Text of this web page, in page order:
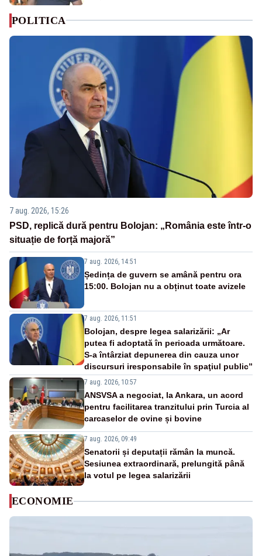
POLITICA
7 aug. 2026, 15:26
PSD, replică dură pentru Bolojan: „România este într-o
situație de forță majoră”
7 aug. 2026, 14:51
Ședința de guvern se amână pentru ora
15:00. Bolojan nu a obținut toate avizele
7 aug. 2026, 11:51
Bolojan, despre legea salarizării: „Ar
putea fi adoptată în perioada următoare.
S-a întârziat depunerea din cauza unor
discursuri iresponsabile în spaţiul public”
7 aug. 2026, 10:57
ANSVSA a negociat, la Ankara, un acord
pentru facilitarea tranzitului prin Turcia al
carcaselor de ovine și bovine
7 aug. 2026, 09:49
Senatorii și deputații rămân la muncă.
Sesiunea extraordinară, prelungită până
la votul pe legea salarizării
ECONOMIE